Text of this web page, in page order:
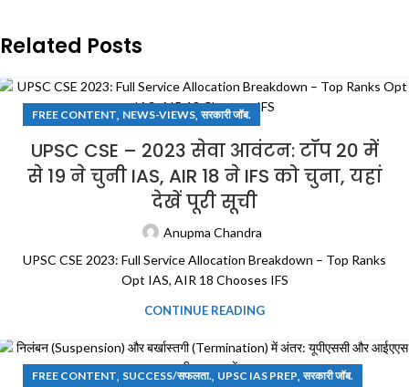
Related Posts
FREE CONTENT, NEWS-VIEWS, सरकारी जॉब.
UPSC CSE – 2023 सेवा आवंटन: टॉप 20 में
से 19 ने चुनी IAS, AIR 18 ने IFS को चुना, यहां
देखें पूरी सूची
Anupma Chandra
UPSC CSE 2023: Full Service Allocation Breakdown – Top Ranks
Opt IAS, AIR 18 Chooses IFS
CONTINUE READING
FREE CONTENT, SUCCESS/सफलता., UPSC IAS PREP, सरकारी जॉब.